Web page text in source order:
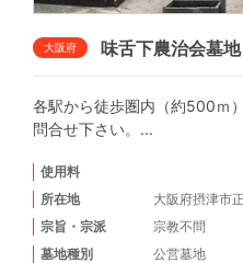
大阪府 味舌下農治会墓地
各駅から徒歩圏内（約500ｍ
問合せ下さい。...
使用料
所在地
大阪府摂津市
宗旨・宗派
宗教不問
墓地種別
公営墓地